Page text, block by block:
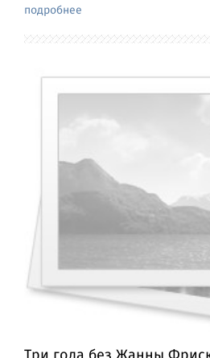
подробнее